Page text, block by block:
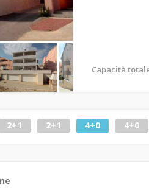
Capacità
2+1 2+1 4+0 4+0